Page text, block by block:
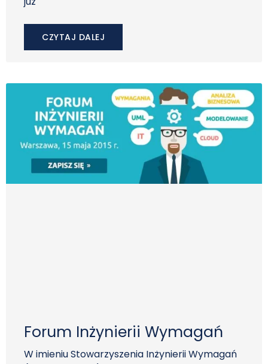
CZYTAJ DALEJ
Forum Inżynierii Wymagań
W imieniu Stowarzyszenia Inżynierii Wymagań